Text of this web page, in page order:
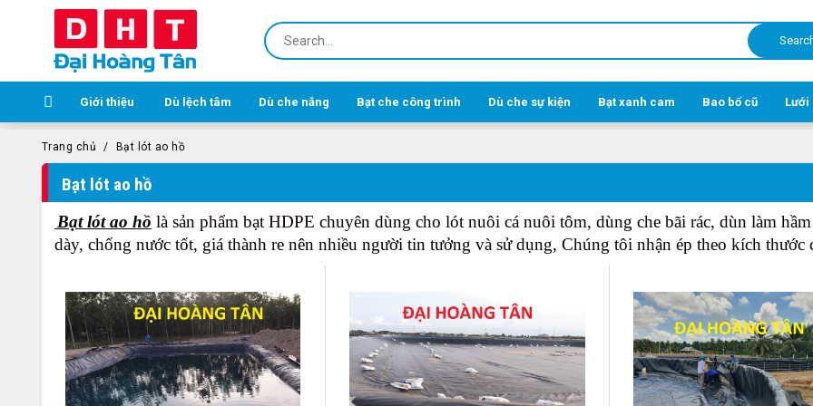
Giới thiệu Dù lệch tâm Dù che nắng Bạt che công trình Dù che sự kiện Bạt xanh cam Bao bố cũ Lưới
Trang chủ Bạt lót ao hồ
Bạt lót ao hồ
Bạt lót ao hồ là sản phẩm bạt HDPE chuyên dùng cho lót nuôi cá nuôi tôm, dùng che bãi rác, dùn làm
dày, chống nước tốt, giá thành re nên nhiều người tin tưởng và sử dụng, Chúng tôi nhận ép theo kích